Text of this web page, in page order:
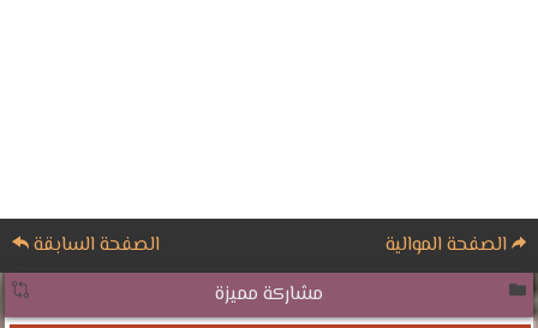
الصفحة الموالية
الصفحة السابقة
مشاركة مميزة